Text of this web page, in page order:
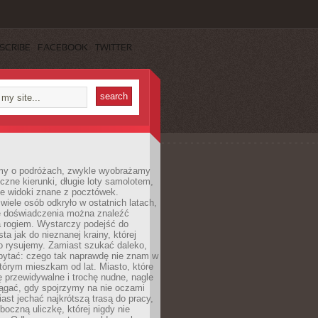
FACEBOOK TWITTER
o podróżach, zwykle wyobrażamy
kierunki, długie loty samolotem,
widoki znane z pocztówek.
osób odkryło w ostatnich latach,
doświadczenia można znaleźć
rogiem. Wystarczy podejść do
jak do nieznanej krainy, której
rysujemy. Zamiast szukać daleko,
czego tak naprawdę nie znam w
mieszkam od lat. Miasto, które
przewidywalne i trochę nudne, nagle
gdy spojrzymy na nie oczami
jechać najkrótszą trasą do pracy,
uliczkę, której nigdy nie